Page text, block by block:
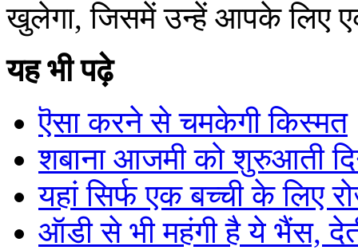
खुलेगा, जिसमें उन्हें आपके लिए
यह भी पढ़े
ऎसा करने से चमकेगी किस्मत
शबाना आजमी को शुरुआती
यहां सिर्फ एक बच्ची के लिए
ऑडी से भी महंगी है ये भैंस,